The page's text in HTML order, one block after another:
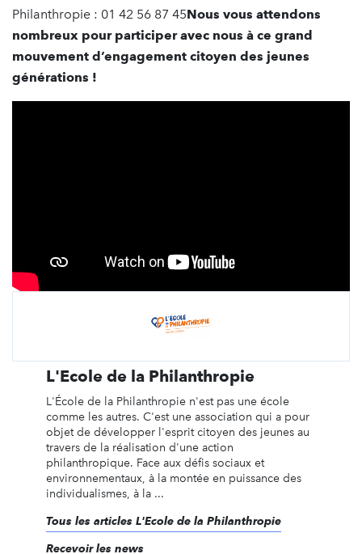
Philanthropie : 01 42 56 87 45Nous vous attendons
nombreux pour participer avec nous à ce grand
mouvement d’engagement citoyen des jeunes
générations !
L'Ecole de la Philanthropie
L'École de la Philanthropie n'est pas une école
comme les autres. C'est une association qui a pour
objet de développer l'esprit citoyen des jeunes au
travers de la réalisation d'une action
philanthropique. Face aux défis sociaux et
environnementaux, à la montée en puissance des
individualismes, à la ...
Tous les articles L'Ecole de la Philanthropie
Recevoir les news